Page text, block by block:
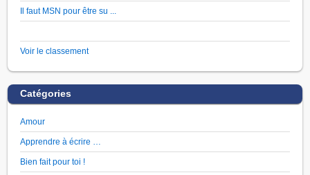
Il faut MSN pour être su ...
Voir le classement
Catégories
Amour
Apprendre à écrire …
Bien fait pour toi !